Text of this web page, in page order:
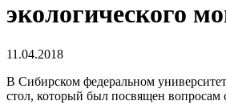
экологического
11.04.2018
В Сибирском федеральном
стол, который был посвящен вопросам